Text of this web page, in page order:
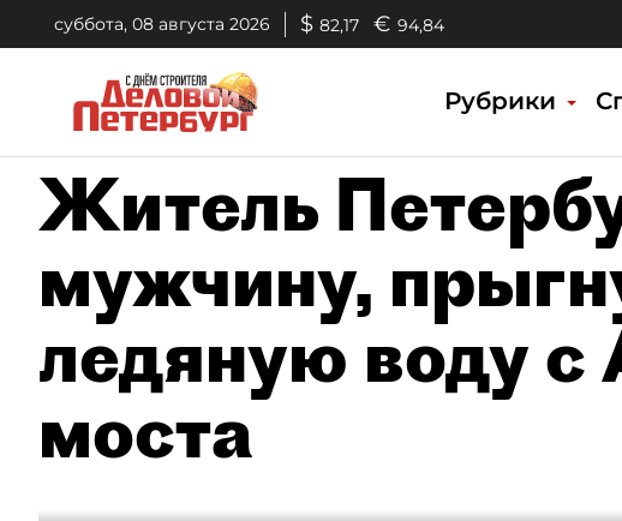
суббота, 08 августа 2026 $ 82,17 € 94,84
Рубрики
Житель
мужчину,
ледяную воду с
моста